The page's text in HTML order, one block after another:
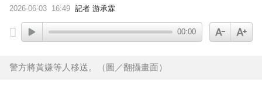
2026-06-03 16:49 記者 游承霖
00:00
警方將黃嫌等人移送。（圖／翻攝畫面）